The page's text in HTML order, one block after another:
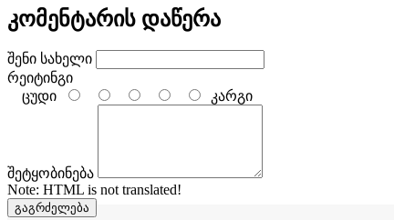
კომენტარის დაწერა
შენი სახელი
რეიტინგი
ცუდი
კარგი
შეტყობინება
Note: HTML is not translated!
გაგრძელება